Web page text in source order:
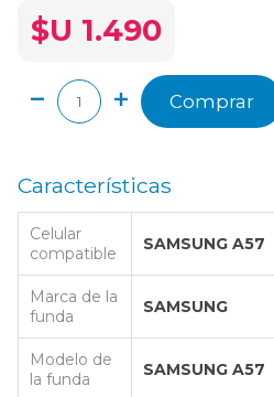
$U 1.490
Comprar
Características
Celular
compatible
SAMSUNG A57
Marca de la
funda
SAMSUNG
Modelo de
la funda
SAMSUNG A57